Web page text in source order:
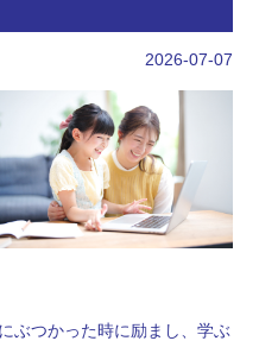
2026-07-07
ぶつかった時に励まし、学ぶ